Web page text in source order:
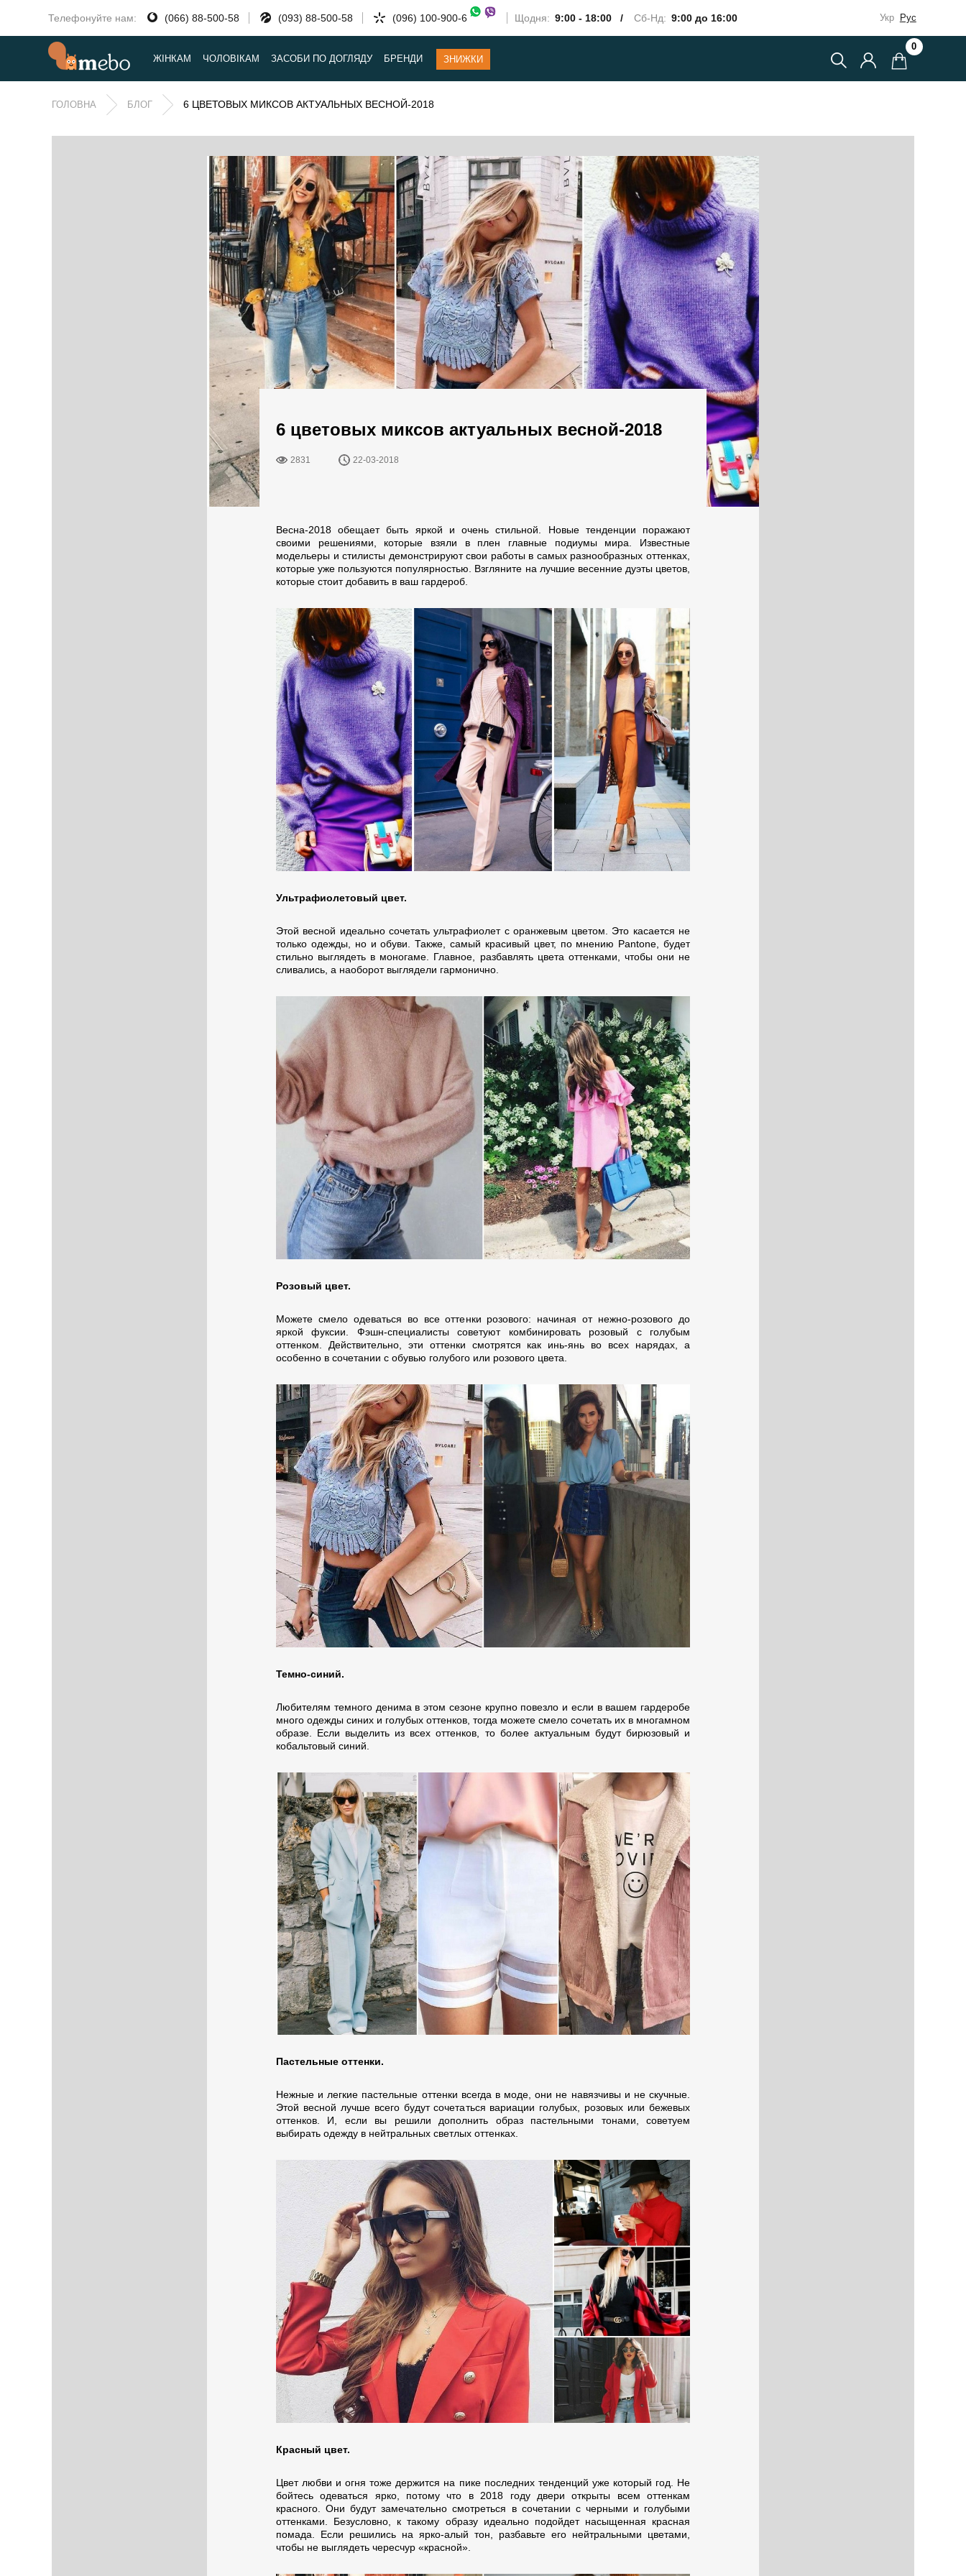
Телефонуйте нам: (066) 88-500-58 (093) 88-500-58 (096) 100-900-6 Щодня: 9:00 - 18:00 / Сб-Нд: 9:00 до 16:00 Укр Рус
ЖІНКАМ ЧОЛОВІКАМ ЗАСОБИ ПО ДОГЛЯДУ БРЕНДИ ЗНИЖКИ
0
ГОЛОВНА БЛОГ 6 ЦВЕТОВЫХ МИКСОВ АКТУАЛЬНЫХ ВЕСНОЙ-2018
6 цветовых миксов актуальных весной-2018
2831 22-03-2018
Весна-2018 обещает быть яркой и очень стильной. Новые тенденции поражают
своими решениями, которые взяли в плен главные подиумы мира. Известные
модельеры и стилисты демонстрируют свои работы в самых разнообразных оттенках,
которые уже пользуются популярностью. Взгляните на лучшие весенние дуэты цветов,
которые стоит добавить в ваш гардероб.
Ультрафиолетовый цвет.
Этой весной идеально сочетать ультрафиолет с оранжевым цветом. Это касается не
только одежды, но и обуви. Также, самый красивый цвет, по мнению Pantone, будет
стильно выглядеть в моногаме. Главное, разбавлять цвета оттенками, чтобы они не
сливались, а наоборот выглядели гармонично.
Розовый цвет.
Можете смело одеваться во все оттенки розового: начиная от нежно-розового до
яркой фуксии. Фэшн-специалисты советуют комбинировать розовый с голубым
оттенком. Действительно, эти оттенки смотрятся как инь-янь во всех нарядах, а
особенно в сочетании с обувью голубого или розового цвета.
Темно-синий.
Любителям темного денима в этом сезоне крупно повезло и если в вашем гардеробе
много одежды синих и голубых оттенков, тогда можете смело сочетать их в многамном
образе. Если выделить из всех оттенков, то более актуальным будут бирюзовый и
кобальтовый синий.
Пастельные оттенки.
Нежные и легкие пастельные оттенки всегда в моде, они не навязчивы и не скучные.
Этой весной лучше всего будут сочетаться вариации голубых, розовых или бежевых
оттенков. И, если вы решили дополнить образ пастельными тонами, советуем
выбирать одежду в нейтральных светлых оттенках.
Красный цвет.
Цвет любви и огня тоже держится на пике последних тенденций уже который год. Не
бойтесь одеваться ярко, потому что в 2018 году двери открыты всем оттенкам
красного. Они будут замечательно смотреться в сочетании с черными и голубыми
оттенками. Безусловно, к такому образу идеально подойдет насыщенная красная
помада. Если решились на ярко-алый тон, разбавьте его нейтральными цветами,
чтобы не выглядеть чересчур «красной».